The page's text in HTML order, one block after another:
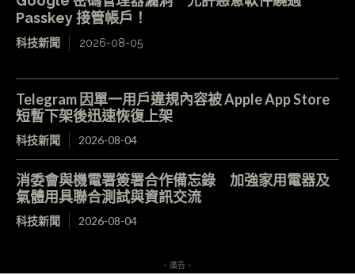
Passkey 接管帳戶！
科技新聞 2026-08-05
Telegram 因單一用戶違規內容被 Apple App Store
短暫下架後迅速恢復上架
科技新聞 2026-08-04
消委會與機電署簽署合作備忘錄 加強家用電器及
氣體用具聯合測試與資訊交流
科技新聞 2026-08-04
- 廣告 -